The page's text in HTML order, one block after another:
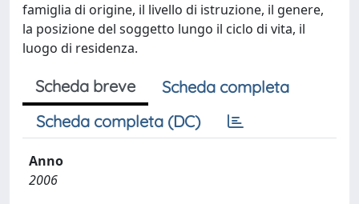
famiglia di origine, il livello di istruzione, il genere,
la posizione del soggetto lungo il ciclo di vita, il
luogo di residenza.
Scheda breve
Scheda completa
Scheda completa (DC)
Anno
2006